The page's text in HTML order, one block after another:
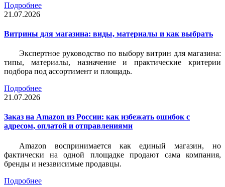
Подробнее
21.07.2026
Витрины для магазина: виды, материалы и как выбрать
Экспертное руководство по выбору витрин для магазина:
типы, материалы, назначение и практические критерии
подбора под ассортимент и площадь.
Подробнее
21.07.2026
Заказ на Amazon из России: как избежать ошибок с
адресом, оплатой и отправлениями
Amazon воспринимается как единый магазин, но
фактически на одной площадке продают сама компания,
бренды и независимые продавцы.
Подробнее